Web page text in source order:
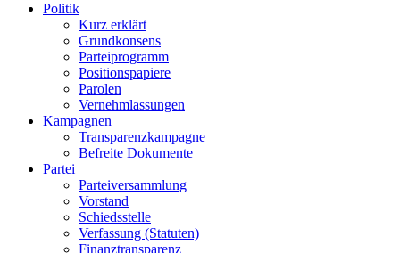
Politik
Kurz erklärt
Grundkonsens
Parteiprogramm
Positionspapiere
Parolen
Vernehmlassungen
Kampagnen
Transparenzkampagne
Befreite Dokumente
Partei
Parteiversammlung
Vorstand
Schiedsstelle
Verfassung (Statuten)
Finanztransparenz